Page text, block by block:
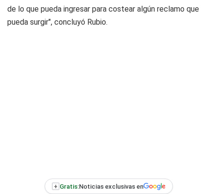
de lo que pueda ingresar para costear algún reclamo que
pueda surgir", concluyó Rubio.
+ Gratis:Noticias exclusivas en